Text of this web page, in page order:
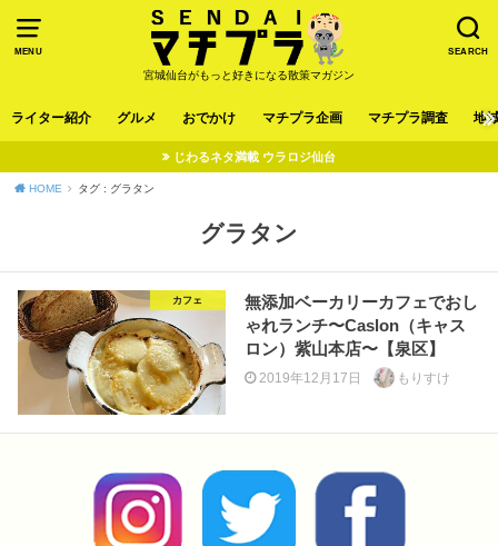
MENU SEARCH
宮城仙台がもっと好きになる散策マガジン
ライター紹介 グルメ おでかけ マチプラ企画 マチプラ調査 地
じわるネタ満載 ウラロジ仙台
HOME タグ : グラタン
グラタン
カフェ
無添加ベーカリーカフェでおし
ゃれランチ〜Caslon（キャス
ロン）紫山本店〜【泉区】
2019年12月17日 もりすけ